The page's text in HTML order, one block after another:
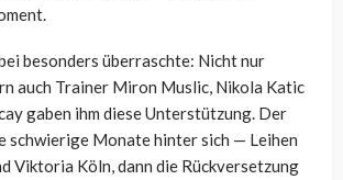
besonders überraschte: Nicht nur
auch Trainer Miron Muslic, Nikola Katic
gaben ihm diese Unterstützung. Der
schwierige Monate hinter sich — Leihen
Viktoria Köln, dann die Rückversetzung